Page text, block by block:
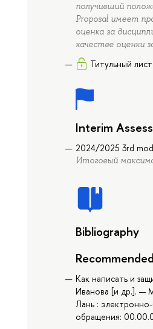
получивший
Proposal имеет
оценка за
качестве оценки
Титульный
Interim
2024/2025 3rd
Итоговый
Bibliography
Как написать и
Иванова [и др.]. —
Лань :
обращения: